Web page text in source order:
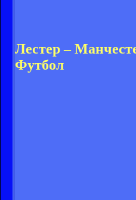
Лестер –
Футбол